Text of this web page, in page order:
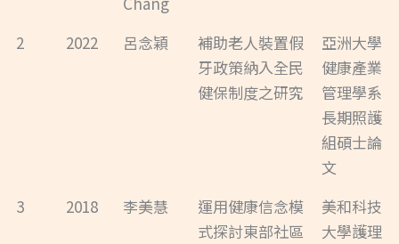
2 2022 呂念穎
補助老人裝置假
牙政策納入全民
健保制度之研究
亞洲大學
健康產業
管理學系
長期照護
組碩士論
文
3
2018 李美慧
運用健康信念模
式探討東部社區
美和科技
大學護理